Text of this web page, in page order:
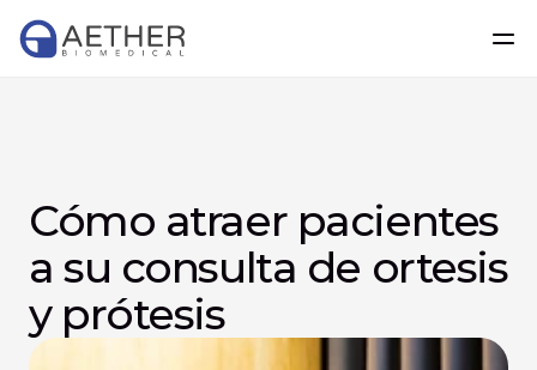
Cómo atraer pacientes
a su consulta de ortesis
y prótesis